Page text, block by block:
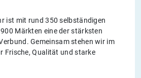
ist mit rund 350 selbständigen
Märkten eine der stärksten
Gemeinsam stehen wir im
Frische, Qualität und starke